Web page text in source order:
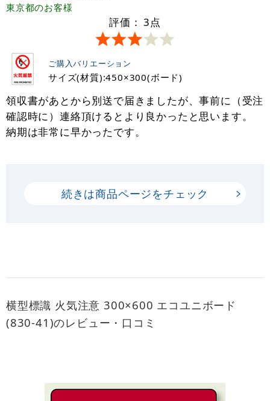
東京都のお客様
評価： 3点
ご購入バリエーション
サイズ(材質):450×300(ボード)
領収書があとから別送で届きましたが、事前に（受注
確認時に）連絡頂けるとより良かったと思います。
納期は非常に早かったです。
続きは商品ページをチェック
横型標識 火気注意 300×600 エコユニボード
(830-41)のレビュー・口コミ